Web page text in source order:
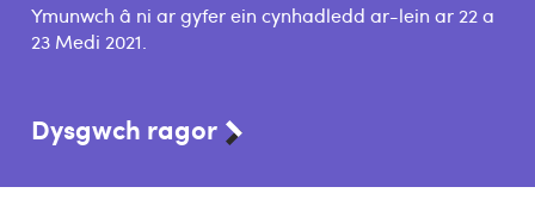
Ymunwch â ni ar gyfer ein cynhadledd ar-lein ar 22 a
23 Medi 2021.
Dysgwch ragor